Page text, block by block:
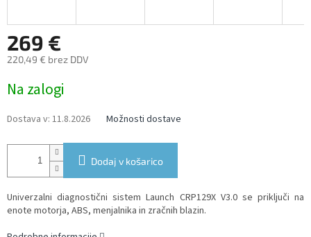
269 €
220,49 € brez DDV
price:
Na zalogi
Dostava v: 11.8.2026 Možnosti dostave
Dodaj v košarico
Univerzalni diagnostični sistem Launch CRP129X V3.0 se priključi na
enote motorja, ABS, menjalnika in zračnih blazin.